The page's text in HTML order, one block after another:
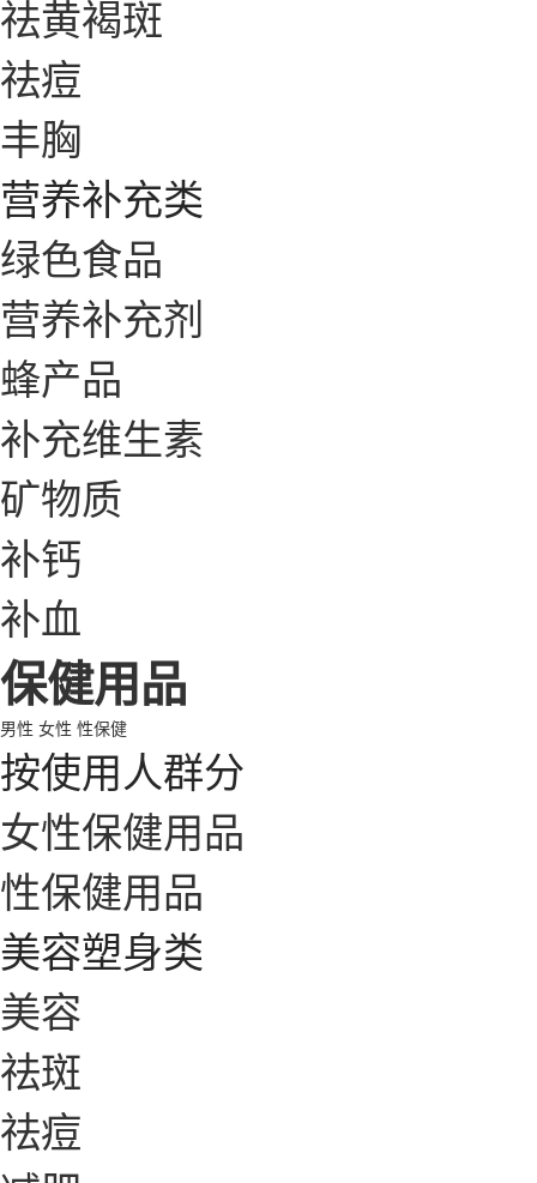
祛黄褐斑
祛痘
丰胸
营养补充类
绿色食品
营养补充剂
蜂产品
补充维生素
矿物质
补钙
补血
保健用品
男性 女性 性保健
按使用人群分
女性保健用品
性保健用品
美容塑身类
美容
祛斑
祛痘